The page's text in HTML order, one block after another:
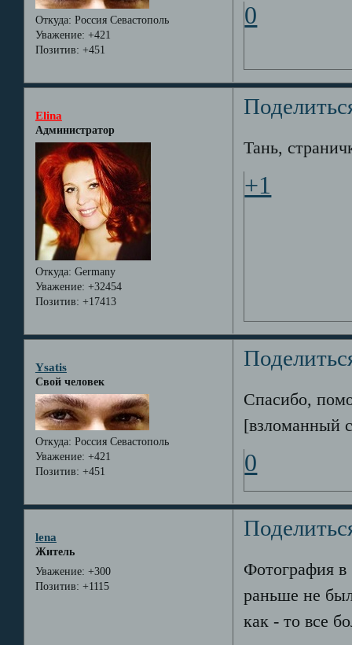
Откуда: Россия Севастополь
Уважение: +421
Позитив: +451
0
Elina
Администратор
Откуда: Germany
Уважение: +32454
Позитив: +17413
Тань,
+1
Ysatis
Свой человек
Откуда: Россия Севастополь
Уважение: +421
Позитив: +451
Спасибо,
[взломанный
0
lena
Житель
Уважение: +300
Позитив: +1115
Фотография в
раньше не
как - то все